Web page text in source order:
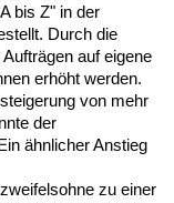
bis Z" in der
Durch die
auf eigene
erhöht werden.
von mehr
der
ähnlicher Anstieg
zu einer